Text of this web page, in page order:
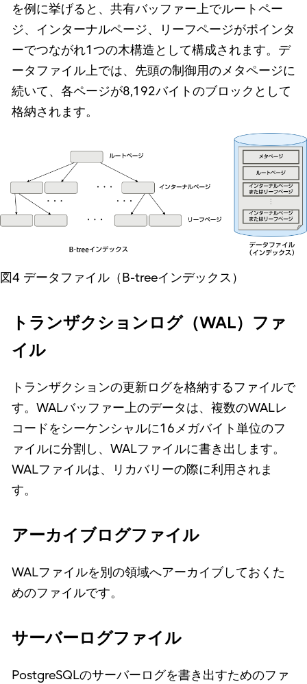
を例に挙げると、共有バッファー上でルートペー
ジ、インターナルページ、リーフページがポインタ
ーでつながれ1つの木構造として構成されます。デ
ータファイル上では、先頭の制御用のメタページに
続いて、各ページが8,192バイトのブロックとして
格納されます。
図4 データファイル（B-treeインデックス）
トランザクションログ（WAL）ファ
イル
トランザクションの更新ログを格納するファイルで
す。WALバッファー上のデータは、複数のWALレ
コードをシーケンシャルに16メガバイト単位のフ
ァイルに分割し、WALファイルに書き出します。
WALファイルは、リカバリーの際に利用されま
す。
アーカイブログファイル
WALファイルを別の領域へアーカイブしておくた
めのファイルです。
サーバーログファイル
PostgreSQLのサーバーログを書き出すためのファ